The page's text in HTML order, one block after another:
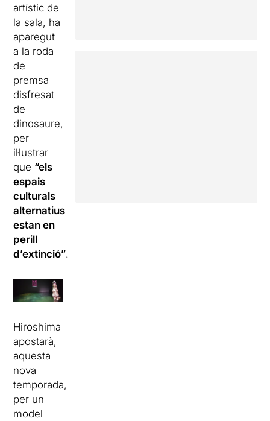
artístic de
la sala, ha
aparegut
a la roda
de
premsa
disfresat
de
dinosaure,
per
il·lustrar
que “els
espais
culturals
alternatius
estan en
perill
d’extinció”.
Hiroshima
apostarà,
aquesta
nova
temporada,
per un
model